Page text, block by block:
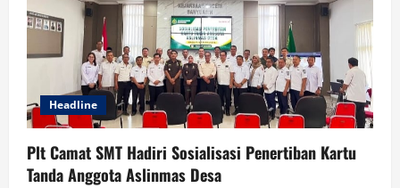
Headline
Plt Camat SMT Hadiri Sosialisasi Penertiban Kartu
Tanda Anggota Aslinmas Desa